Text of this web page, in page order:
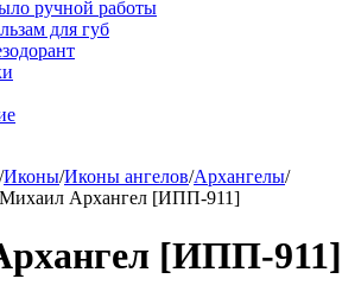
ручной работы
для губ
/Иконы/Иконы ангелов/Архангелы/
Михаил Архангел [ИПП-911]
[ИПП-911]